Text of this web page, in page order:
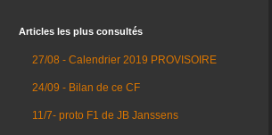
Articles les plus consultés
27/08 - Calendrier 2019 PROVISOIRE
24/09 - Bilan de ce CF
11/7- proto F1 de JB Janssens